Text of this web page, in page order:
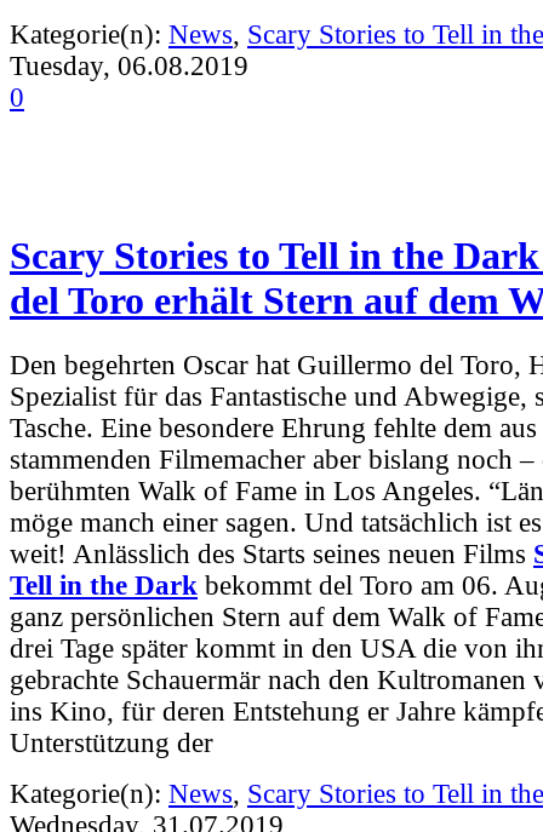
Kategorie(n): News, Scary Stories to Tell in
Tuesday, 06.08.2019
0
Scary Stories to Tell in the
del Toro erhält Stern auf dem
Den begehrten Oscar hat Guillermo del Toro,
Spezialist für das Fantastische und Abwegige,
Tasche. Eine besondere Ehrung fehlte dem
stammenden Filmemacher aber bislang noch
berühmten Walk of Fame in Los Angeles.
möge manch einer sagen. Und tatsächlich ist
weit! Anlässlich des Starts seines neuen Films
Tell in the Dark bekommt del Toro am 06.
ganz persönlichen Stern auf dem Walk of
drei Tage später kommt in den USA die von
gebrachte Schauermär nach den
ins Kino, für deren Entstehung er Jahre
Unterstützung der
Kategorie(n): News, Scary Stories to Tell in
Wednesday, 31.07.2019